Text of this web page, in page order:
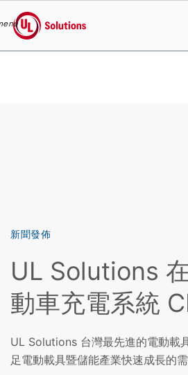
UL Solutions
新聞發佈
UL Solutions
動車充電系統
UL Solutions 台灣最先進的電動載
足電動載具暨儲能產業快速成長的需